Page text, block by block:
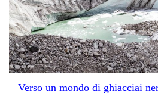
Verso un mondo di ghiacciai